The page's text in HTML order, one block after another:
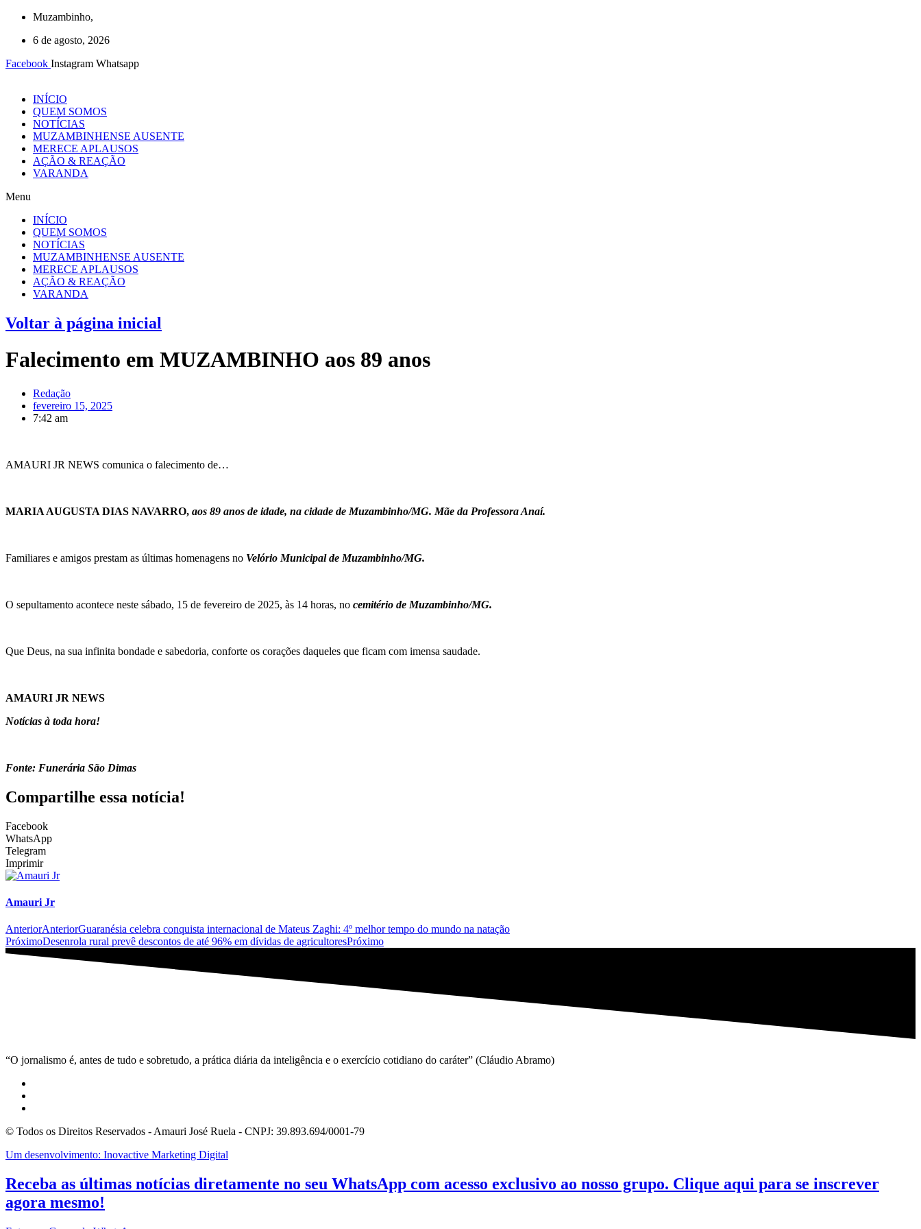
Muzambinho,
6 de agosto, 2026
Facebook Instagram Whatsapp
INÍCIO
QUEM SOMOS
NOTÍCIAS
MUZAMBINHENSE AUSENTE
MERECE APLAUSOS
AÇÃO & REAÇÃO
VARANDA
Menu
INÍCIO
QUEM SOMOS
NOTÍCIAS
MUZAMBINHENSE AUSENTE
MERECE APLAUSOS
AÇÃO & REAÇÃO
VARANDA
Voltar à página inicial
Falecimento em MUZAMBINHO aos 89 anos
Redação
fevereiro 15, 2025
7:42 am
AMAURI JR NEWS comunica o falecimento de…
MARIA AUGUSTA DIAS NAVARRO, aos 89 anos de idade, na cidade de Muzambinho/MG. Mãe da Professora Anaí.
Familiares e amigos prestam as últimas homenagens no Velório Municipal de Muzambinho/MG.
O sepultamento acontece neste sábado, 15 de fevereiro de 2025, às 14 horas, no cemitério de Muzambinho/MG.
Que Deus, na sua infinita bondade e sabedoria, conforte os corações daqueles que ficam com imensa saudade.
AMAURI JR NEWS
Notícias à toda hora!
Fonte: Funerária São Dimas
Compartilhe essa notícia!
Facebook
WhatsApp
Telegram
Imprimir
Amauri Jr
AnteriorAnteriorGuaranésia celebra conquista internacional de Mateus Zaghi: 4º melhor tempo do mundo na natação
PróximoDesenrola rural prevê descontos de até 96% em dívidas de agricultoresPróximo
“O jornalismo é, antes de tudo e sobretudo, a prática diária da inteligência e o exercício cotidiano do caráter” (Cláudio Abramo)
© Todos os Direitos Reservados - Amauri José Ruela - CNPJ: 39.893.694/0001-79
Um desenvolvimento: Inovactive Marketing Digital
Receba as últimas notícias diretamente no seu WhatsApp com acesso exclusivo ao nosso grupo. Clique aqui para se inscrever
agora mesmo!